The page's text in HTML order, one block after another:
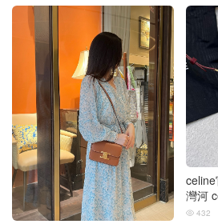
灣河
 432